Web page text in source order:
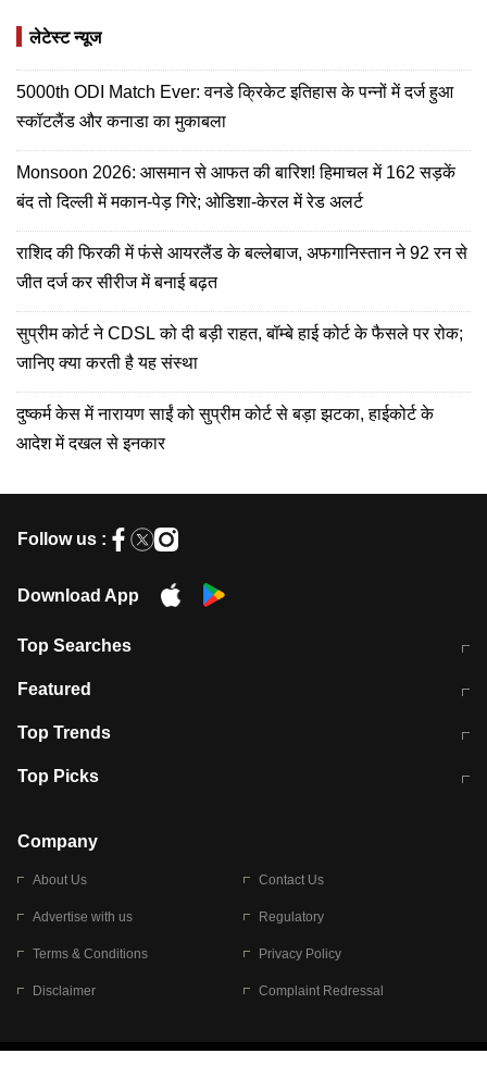
लेटेस्ट न्यूज
5000th ODI Match Ever: वनडे क्रिकेट इतिहास के पन्नों में दर्ज हुआ
स्कॉटलैंड और कनाडा का मुकाबला
Monsoon 2026: आसमान से आफत की बारिश! हिमाचल में 162 सड़कें
बंद तो दिल्ली में मकान-पेड़ गिरे; ओडिशा-केरल में रेड अलर्ट
राशिद की फिरकी में फंसे आयरलैंड के बल्लेबाज, अफगानिस्तान ने 92 रन से
जीत दर्ज कर सीरीज में बनाई बढ़त
सुप्रीम कोर्ट ने CDSL को दी बड़ी राहत, बॉम्बे हाई कोर्ट के फैसले पर रोक;
जानिए क्या करती है यह संस्था
दुष्कर्म केस में नारायण साईं को सुप्रीम कोर्ट से बड़ा झटका, हाईकोर्ट के
आदेश में दखल से इनकार
Follow us :
Download App
Top Searches
मुंबई में लगे 'जेन जी' के पोस्टर, लिखा- 'मैं
Featured
10 अगस्त को विधानसभा का घेराव करेंगे
Top Trends
RBI का नया नियम: अब बैंकों को अपनी सभी
Top Picks
बारिश की चेतावनी
Company
About Us Contact Us
Advertise with us Regulatory
Terms & Conditions Privacy Policy
Disclaimer Complaint Redressal